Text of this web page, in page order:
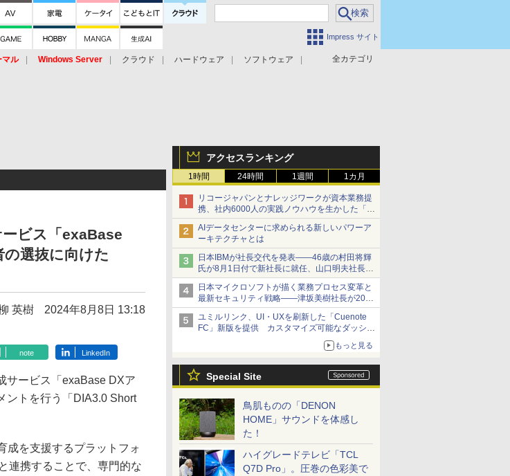
Impress サイト
全カテゴリ
マル Windows Server クラウド ハードウェア
ソフトウェア
アクセスランキング
1時間 24時間 1週間 1カ月
リコージャパンとナレッジワークが資本業務提
携、社内6000人の実践ノウハウを生かした「AI
商談記録 for RICOH」を展開へ
AIデータセンターに求められる新しいパワーア
ーキテクチャとは
日本IBMが社長交代を発表――46歳の村田将輝
氏が8月1日付で新社長に就任、山口明夫社長は
会長へ
日本マイクロソフトが描く業務プロセス変革と
最新セキュリティ戦略――津坂美樹社長が2027
年度戦略を説明
ユミルリンク、UI・UXを刷新した「Cuenote
FC」新版を提供 カスタマイズ可能なダッシュ
もっと見る
Special Site
鳥肌ものの「DENON
HOME」サウンドを体感し
た！
ハイグレードテレビ「TCL
Q7D Pro」。圧巻の色彩美で
ビス「exaBase
選抜に向けた
英樹 2024年8月8日 13:18
note LinkedIn
サービス「exaBase DXア
ントを行う「DIA3.0 Short
を支援するプラットフォ
連携することで、専門的な